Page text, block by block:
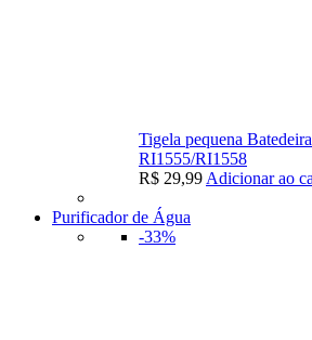
Tigela pequena
RI1555/RI1558
R$ 29,99 Adicionar ao
Purificador de Água
-33%